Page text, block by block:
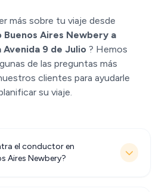
más sobre tu viaje desde
Aires Newbery a
Avenida 9 de Julio ? Hemos
de las preguntas más
clientes para ayudarle
su viaje.
el conductor en
Aires Newbery?